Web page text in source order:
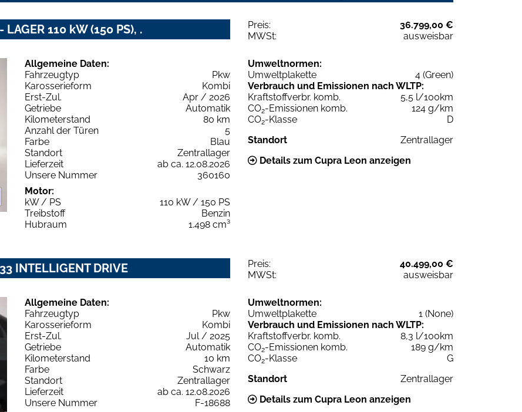
110 kW (150 PS), . Preis:
36.799,00 €
MWSt:
ausweisbar
Allgemeine Daten:
Fahrzeugtyp
Pkw
Karosserieform
Kombi
Erst-Zul.
Apr / 2026
Getriebe
Automatik
Kilometerstand
80 km
Anzahl der Türen
5
Farbe
Blau
Standort
Zentrallager
Lieferzeit
ab ca. 12.08.2026
Unsere Nummer
360160
Motor:
kW / PS
110 kW / 150 PS
Treibstoff
Benzin
Hubraum
1.498 cm³
Umweltnormen:
Umweltplakette
4 (Green)
Verbrauch und Emissionen nach WLTP:
Kraftstoffverbr. komb.
5,5 l/100km
CO2-Emissionen komb.
124 g/km
CO2-Klasse
D
Standort
Zentrallager
Details zum Cupra Leon anzeigen
INTELLIGENT DRIVE Preis:
40.499,00 €
MWSt:
ausweisbar
Allgemeine Daten:
Fahrzeugtyp
Pkw
Karosserieform
Kombi
Erst-Zul.
Jul / 2025
Getriebe
Automatik
Kilometerstand
10 km
Farbe
Schwarz
Standort
Zentrallager
Lieferzeit
ab ca. 12.08.2026
Unsere Nummer
F-18688
Umweltnormen:
Umweltplakette
1 (None)
Verbrauch und Emissionen nach WLTP:
Kraftstoffverbr. komb.
8,3 l/100km
CO2-Emissionen komb.
189 g/km
CO2-Klasse
G
Standort
Zentrallager
Details zum Cupra Leon anzeigen